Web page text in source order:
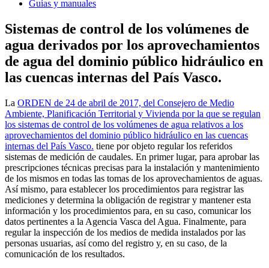
Guías y manuales
Sistemas de control de los volúmenes de
agua derivados por los aprovechamientos
de agua del dominio público hidráulico en
las cuencas internas del País Vasco.
La ORDEN de 24 de abril de 2017, del Consejero de Medio
Ambiente, Planificación Territorial y Vivienda por la que se regulan
los sistemas de control de los volúmenes de agua relativos a los
aprovechamientos del dominio público hidráulico en las cuencas
internas del País Vasco. tiene por objeto regular los referidos
sistemas de medición de caudales. En primer lugar, para aprobar las
prescripciones técnicas precisas para la instalación y mantenimiento
de los mismos en todas las tomas de los aprovechamientos de aguas.
Así mismo, para establecer los procedimientos para registrar las
mediciones y determina la obligación de registrar y mantener esta
información y los procedimientos para, en su caso, comunicar los
datos pertinentes a la Agencia Vasca del Agua. Finalmente, para
regular la inspección de los medios de medida instalados por las
personas usuarias, así como del registro y, en su caso, de la
comunicación de los resultados.